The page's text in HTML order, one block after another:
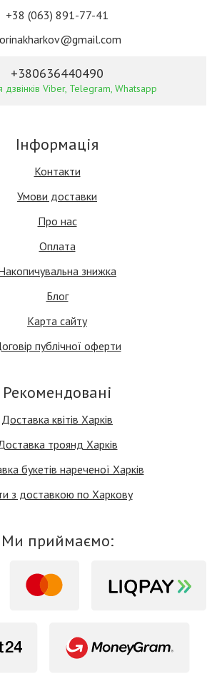
+38 (063) 891-77-41
+380636440490
дзвінків Viber, Telegram, Whatsapp
Інформація
Контакти
Умови доставки
Про нас
Оплата
знижка
Блог
Карта сайту
публічної оферти
Рекомендовані
Доставка квітів Харків
троянд Харків
букетів нареченої Харків
з доставкою по Харкову
Ми приймаємо: